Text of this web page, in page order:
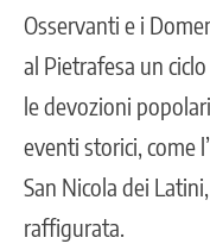
Osservanti e i
al Pietrafesa un
le devozioni
eventi storici, come
San Nicola dei
raffigurata.